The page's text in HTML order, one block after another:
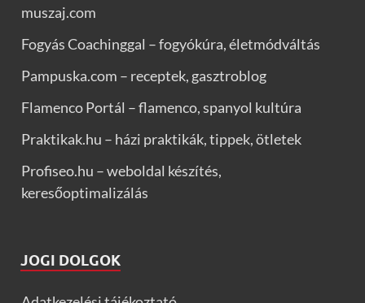
muszaj.com
Fogyás Coachinggal – fogyókúra, életmódváltás
Pampuska.com – receptek, gasztroblog
Flamenco Portál – flamenco, spanyol kultúra
Praktikak.hu – házi praktikák, tippek, ötletek
Profiseo.hu – weboldal készítés,
keresőoptimalizálás
JOGI DOLGOK